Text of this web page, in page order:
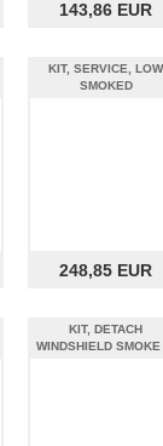
143,86 EUR
KIT, SERVICE, LOW
SMOKED
248,85 EUR
KIT, DETACH
WINDSHIELD SMOKE